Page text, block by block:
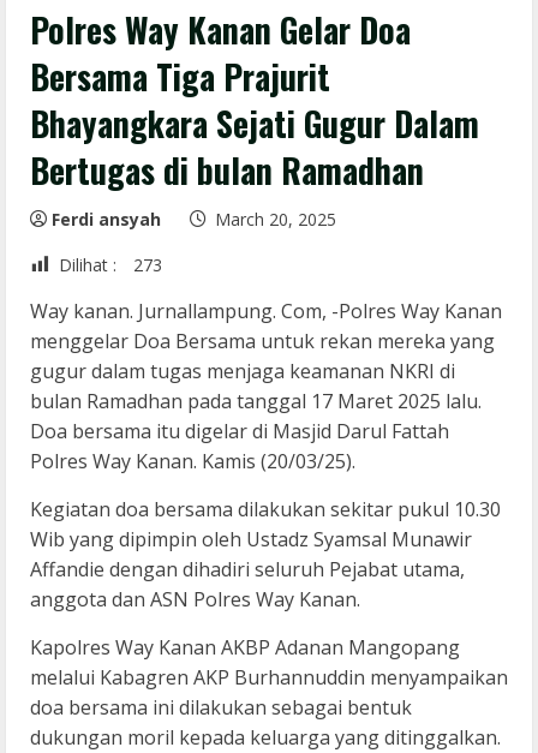
Polres Way Kanan Gelar Doa
Bersama Tiga Prajurit
Bhayangkara Sejati Gugur Dalam
Bertugas di bulan Ramadhan
Ferdi ansyah
March 20, 2025
Dilihat :
273
Way kanan. Jurnallampung. Com, -Polres Way Kanan
menggelar Doa Bersama untuk rekan mereka yang
gugur dalam tugas menjaga keamanan NKRI di
bulan Ramadhan pada tanggal 17 Maret 2025 lalu.
Doa bersama itu digelar di Masjid Darul Fattah
Polres Way Kanan. Kamis (20/03/25).
Kegiatan doa bersama dilakukan sekitar pukul 10.30
Wib yang dipimpin oleh Ustadz Syamsal Munawir
Affandie dengan dihadiri seluruh Pejabat utama,
anggota dan ASN Polres Way Kanan.
Kapolres Way Kanan AKBP Adanan Mangopang
melalui Kabagren AKP Burhannuddin menyampaikan
doa bersama ini dilakukan sebagai bentuk
dukungan moril kepada keluarga yang ditinggalkan.